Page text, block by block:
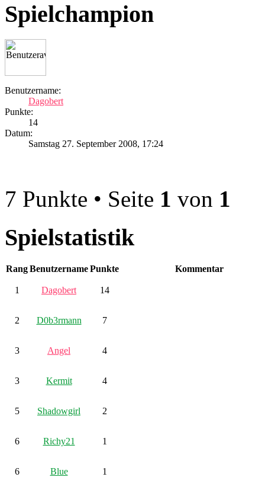
Spielchampion
Benutzername:
Dagobert
Punkte:
14
Datum:
Samstag 27. September 2008, 17:24
7 Punkte • Seite 1 von 1
Spielstatistik
RangBenutzernamePunkte Kommentar
1 Dagobert 14
2 D0b3rmann 7
3 Angel 4
3 Kermit 4
5 Shadowgirl 2
6 Richy21 1
6 Blue 1